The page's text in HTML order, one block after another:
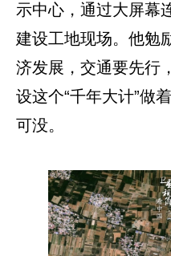
示中心，通过大屏幕
建设工地现场。他勉
济发展，交通要先行
设这个“千年大计”做
可没。